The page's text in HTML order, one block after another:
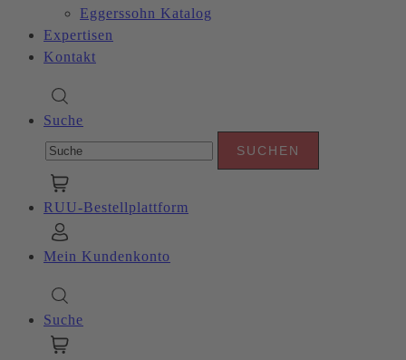
Eggerssohn Katalog
Expertisen
Kontakt
Suche
RUU-Bestellplattform
Mein Kundenkonto
Suche